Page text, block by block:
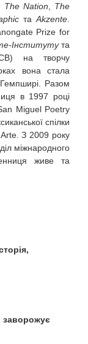
The Nation
The
та Akzente
Prize for
Інститутута
на творчу
вона стала
Разом
в 1997 році
Miguel Poetry
спілки
З 2009 року
міжнародного
живе та
заворожує